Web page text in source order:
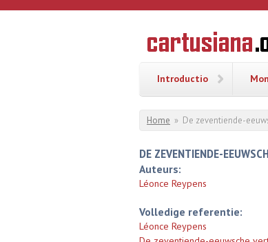
Overslaan en naar de inhoud gaan
Geschiedenis
van de
Introductio
U bent hier
Home » De zeventiende-
DE ZEVENTIENDE-
Auteurs:
Léonce Reypens
Volledige referentie:
Léonce Reypens